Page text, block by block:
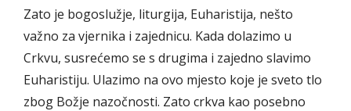
Zato je bogoslužje, liturgija, Euharistija, nešto
važno za vjernika i zajednicu. Kada dolazimo u
Crkvu, susrećemo se s drugima i zajedno slavimo
Euharistiju. Ulazimo na ovo mjesto koje je sveto tlo
zbog Božje nazočnosti. Zato crkva kao posebno